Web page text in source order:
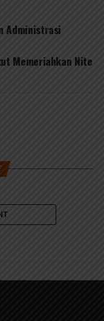
Administrasi
Memeriahkan Nite